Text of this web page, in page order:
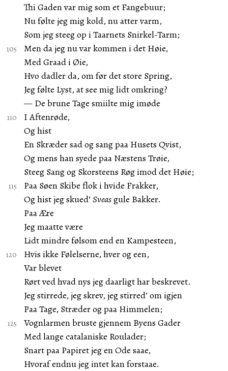
Thi Gaden var mig som et Fangebuur;
Nu følte jeg mig kold, nu atter varm,
Som jeg steeg op i Taarnets Snirkel-Tarm;
Men da jeg nu var kommen i det Høie,
Med Graad i Øie,
Hvo dadler da, om før det store Spring,
Jeg følte Lyst, at see mig lidt omkring?
— De brune Tage smiilte mig imøde
I Aftenrøde,
Og hist
En Skræder sad og sang paa Husets Qvist,
Og mens han syede paa Næstens Trøie,
Steeg Sang og Skorsteens Røg imod det Høie;
Paa Søen Skibe flok i hvide Frakker,
Og hist jeg skued’ Sveasgule Bakker.
Paa Ære
Jeg maatte være
Lidt mindre følsom end en Kampesteen,
Hvis ikke Følelserne, hver og een,
Var blevet
Rørt ved hvad nys jeg daarligt har beskrevet.
Jeg stirrede, jeg skrev, jeg stirred’ om igjen
Paa Tage, Stræder og paa Himmelen;
Vognlarmen bruste gjennem Byens Gader
Med lange catalaniske Roulader;
Snart paa Papiret jeg en Ode saae,
Hvoraf endnu jeg intet kan forstaae.